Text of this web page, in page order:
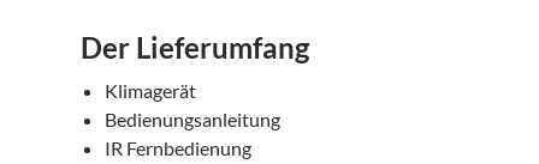
Der Lieferumfang
Klimagerät
Bedienungsanleitung
IR Fernbedienung